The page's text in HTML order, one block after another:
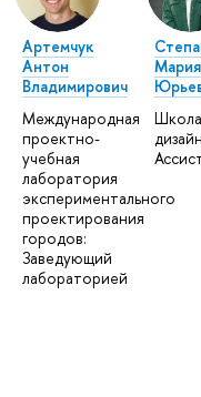
Артемчук
Антон
Владимирович
Международная
проектно-
учебная
лаборатория
экспериментального
проектирования
городов:
Заведующий
лабораторией
Мария
Школа